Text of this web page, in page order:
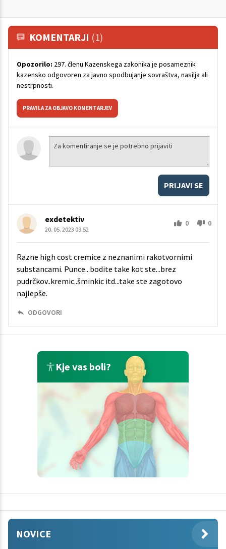
KOMENTARJI (1)
Opozorilo: 297. členu Kazenskega zakonika je posameznik
kazensko odgovoren za javno spodbujanje sovraštva, nasilja ali
nestrpnosti.
PRAVILA ZA OBJAVO KOMENTARJEV
PRIJAVI SE
exdetektiv
20. 05. 2023 09.52
0 0
Razne high cost cremice z neznanimi rakotvornimi
substancami. Punce...bodite take kot ste...brez
pudrčkov..kremic..šminkic itd...take ste zagotovo
najlepše.
ODGOVORI
Kje vas boli?
NOVICE